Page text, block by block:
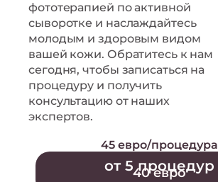
фототерапией по активной
сыворотке и наслаждайтесь
молодым и здоровым видом
вашей кожи. Обратитесь к нам
сегодня, чтобы записаться на
процедуру и получить
консультацию от наших
экспертов.
45 евро/процедура
от 5 процедур
40 евро